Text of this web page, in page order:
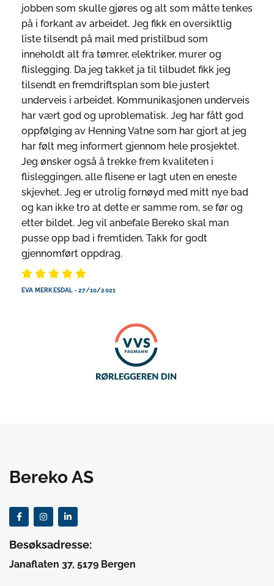
jobben som skulle gjøres og alt som måtte tenkes
på i forkant av arbeidet. Jeg fikk en oversiktlig
liste tilsendt på mail med pristilbud som
inneholdt alt fra tømrer, elektriker, murer og
flislegging. Da jeg takket ja til tilbudet fikk jeg
tilsendt en fremdriftsplan som ble justert
underveis i arbeidet. Kommunikasjonen underveis
har vært god og uproblematisk. Jeg har fått god
oppfølging av Henning Vatne som har gjort at jeg
har følt meg informert gjennom hele prosjektet.
Jeg ønsker også å trekke frem kvaliteten i
flisleggingen, alle flisene er lagt uten en eneste
skjevhet. Jeg er utrolig fornøyd med mitt nye bad
og kan ikke tro at dette er samme rom, se før og
etter bildet. Jeg vil anbefale Bereko skal man
pusse opp bad i fremtiden. Takk for godt
gjennomført oppdrag.
EVA MERKESDAL -27/10/2021
Bereko AS
Besøksadresse:
Janaflaten 37, 5179 Bergen